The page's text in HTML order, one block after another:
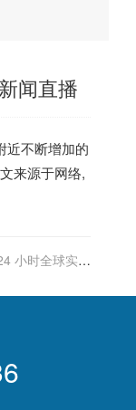
闻直播
近不断增加的
来源于网络,
小时全球实时